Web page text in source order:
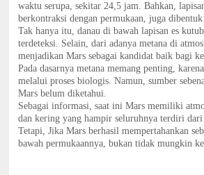
waktu serupa, sekitar 24,5 jam. Bahkan,
berkontraksi dengan permukaan, juga
Tak hanya itu, danau di bawah lapisan es
terdeteksi. Selain, dari adanya metana di
menjadikan Mars sebagai kandidat baik bagi
Pada dasarnya metana memang penting,
melalui proses biologis. Namun, sumber
Mars belum diketahui.
Sebagai informasi, saat ini Mars memiliki
dan kering yang hampir seluruhnya terdiri
Tetapi, Jika Mars berhasil mempertahankan
bawah permukaannya, bukan tidak mungkin